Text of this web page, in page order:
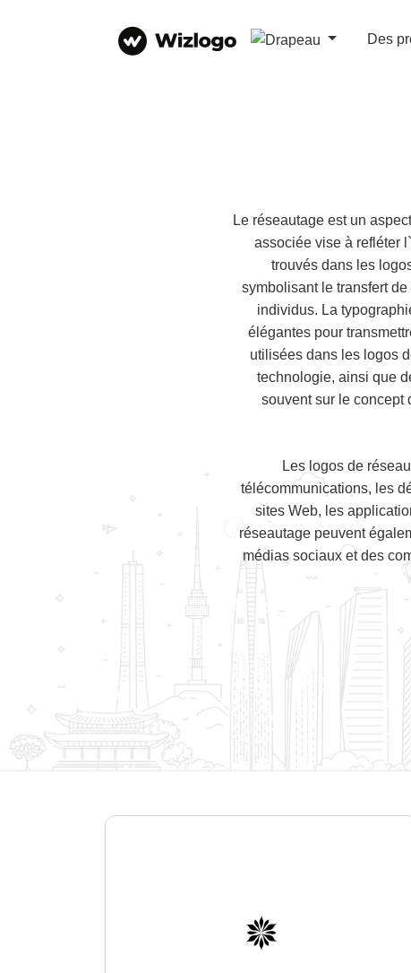
Des
Le réseautage est un
associée vise à refléter
trouvés dans les
symbolisant le transfert
individus. La
élégantes pour
utilisées dans les logos
technologie, ainsi que
souvent sur le concept
Les logos de
télécommunications, les
sites Web, les
réseautage peuvent
médias sociaux et des